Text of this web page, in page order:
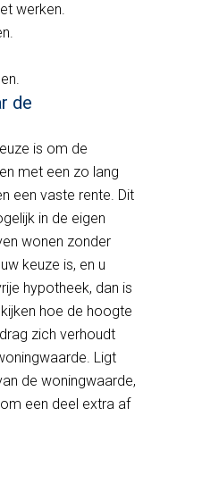
werken.
de
is om de
met een zo lang
een vaste rente. Dit
in de eigen
wonen zonder
keuze is, en u
hypotheek, dan is
hoe de hoogte
zich verhoudt
Ligt
de woningwaarde,
een deel extra af